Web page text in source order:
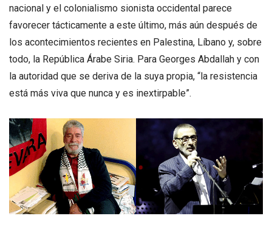
nacional y el colonialismo sionista occidental parece
favorecer tácticamente a este último, más aún después de
los acontecimientos recientes en Palestina, Líbano y, sobre
todo, la República Árabe Siria. Para Georges Abdallah y con
la autoridad que se deriva de la suya propia, “la resistencia
está más viva que nunca y es inextirpable”.